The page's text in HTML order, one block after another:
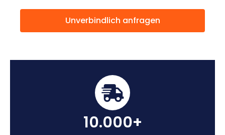
Unverbindlich anfragen
10.000+